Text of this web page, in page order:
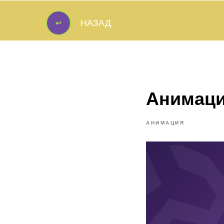
↩ НАЗАД
↩
АНИМАЦИЯ